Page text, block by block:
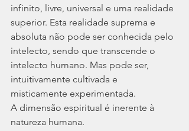
infinito, livre, universal e uma realidade
superior. Esta realidade suprema e
absoluta não pode ser conhecida pelo
intelecto, sendo que transcende o
intelecto humano. Mas pode ser,
intuitivamente cultivada e
misticamente experimentada.
A dimensão espiritual é inerente à
natureza humana.